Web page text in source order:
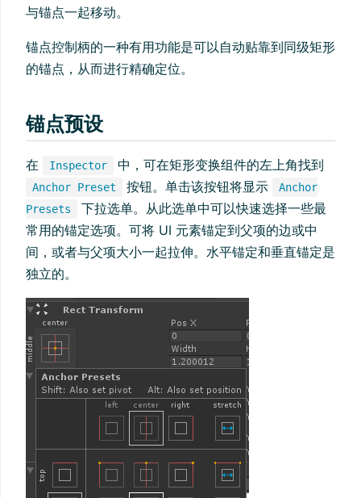
与锚点一起移动。
锚点控制柄的一种有用功能是可以自动贴靠到同级矩形
的锚点，从而进行精确定位。
锚点预设
在 Inspector 中，可在矩形变换组件的左上角找到
Anchor Preset 按钮。单击该按钮将显示
Anchor
Presets
下拉选单。从此选单中可以快速选择一些最
常用的锚定选项。可将 UI 元素锚定到父项的边或中
间，或者与父项大小一起拉伸。水平锚定和垂直锚定是
独立的。